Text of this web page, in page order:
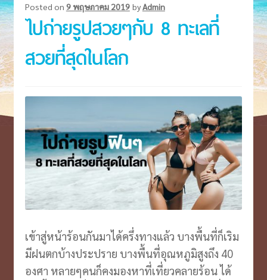
ทัวร์ต่างประเทศ
Expand
menu
Expand
menu
Expand
menu
โรงแรม
Expand
child
menu
VOUCHER บุฟเฟ่ต์ ล่องเรือ
Expand
child
menu
ตั๋วเครื่องบิน/รถ
Expand
child
menu
บินตรงเชียงใหม่
ประกันเ/ไวไฟ/เล้านจ์
Expand
menu
รีวิว
Expand
child
menu
Expand
Posted on 9 พฤษภาคม 2019 by Admin
ไปถ่ายรูปสวยๆกับ 8 ทะเลที่
สวยที่สุดในโลก
เข้าสู่หน้าร้อนกันมาได้ครึ่งทางแล้ว บางพื้นที่ก็เริม
มีฝนตกบ้างประปราย บางพื้นที่อุณหภูมิสูงถึง 40
องศา หลายๆคนก็คงมองหาที่เที่ยวคลายร้อน ได้